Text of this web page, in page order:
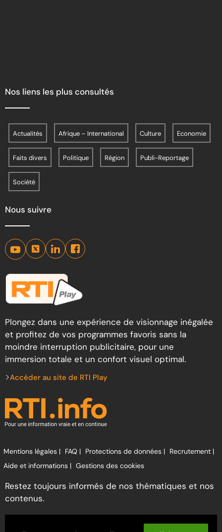
Nos liens les plus consultés
Actualités Afrique – International Culture Economie
Faits divers Politique Région Publi-Reportage
Société
Nous suivre
Plongez dans une expérience de visionnage inégalée
et profitez de vos programmes favoris sans la
moindre interruption publicitaire, pour une
immersion totale et un confort visuel optimal.
Accéder au site de RTI Play
Mentions légales | FAQ | Protections de données | Recrutement |
Aide et informations | Gestions des cookies
Restez toujours informés de nos thématiques et nos
contenus.